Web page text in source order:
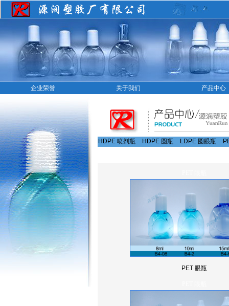
企业荣誉 关于我们 产品中心
HDPE 喷剂瓶 HDPE 圆瓶 LDPE 圆眼瓶
PET 眼瓶